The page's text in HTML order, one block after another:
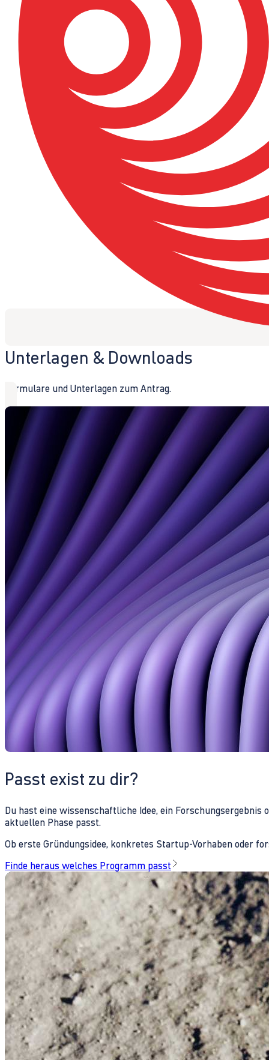
Unterlagen & Downloads
Formulare und Unterlagen zum Antrag.
Passt exist zu dir?
Du hast eine wissenschaftliche Idee, ein
aktuellen Phase passt.
Ob erste Gründungsidee, konkretes Startup-Vorhaben oder
Finde heraus welches Programm passt